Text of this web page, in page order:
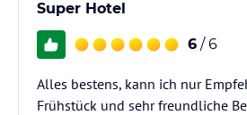
Super Hotel
6 / 6
Alles bestens, kann ich nur
Frühstück und sehr freundliche